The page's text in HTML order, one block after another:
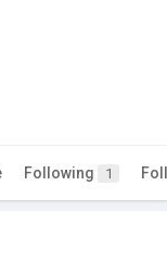
Following 1